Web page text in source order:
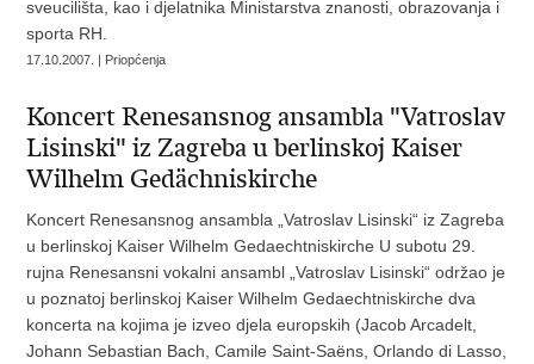
sveucilišta, kao i djelatnika Ministarstva znanosti, obrazovanja i
sporta RH.
17.10.2007. | Priopćenja
Koncert Renesansnog ansambla "Vatroslav
Lisinski" iz Zagreba u berlinskoj Kaiser
Wilhelm Gedächniskirche
Koncert Renesansnog ansambla „Vatroslav Lisinski“ iz Zagreba
u berlinskoj Kaiser Wilhelm Gedaechtniskirche U subotu 29.
rujna Renesansni vokalni ansambl „Vatroslav Lisinski“ održao je
u poznatoj berlinskoj Kaiser Wilhelm Gedaechtniskirche dva
koncerta na kojima je izveo djela europskih (Jacob Arcadelt,
Johann Sebastian Bach, Camile Saint-Saëns, Orlando di Lasso,